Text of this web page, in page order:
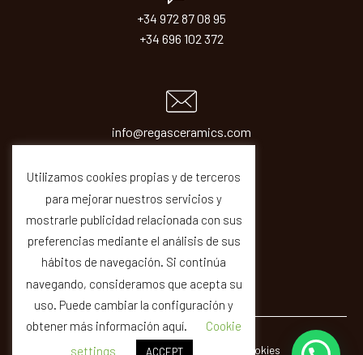
+34 972 87 08 95
+34 696 102 372
info@regasceramics.com
© REGAS · Legal Privacity Cookies Quality
Utilizamos cookies propias y de terceros
para mejorar nuestros servicios y
mostrarle publicidad relacionada con sus
preferencias mediante el análisis de sus
hábitos de navegación. Si continúa
navegando, consideramos que acepta su
uso. Puede cambiar la configuración y
obtener más información aquí.
Cookie
settings
ACCEPT